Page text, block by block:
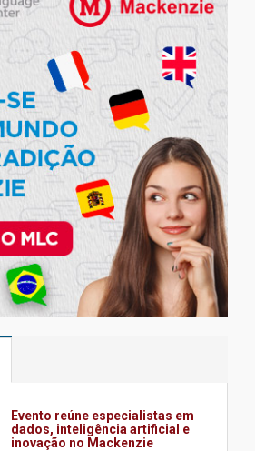
Evento reúne especialistas em
dados, inteligência artificial e
inovação no Mackenzie